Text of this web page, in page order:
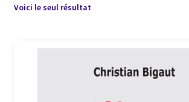
Connection
Listes d’Envies
Livres de Peter Randa
Voici le seul résultat